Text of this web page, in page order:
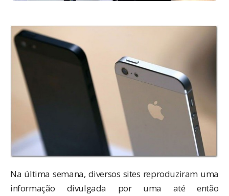
Na última semana, diversos sites reproduziram uma
informação divulgada por uma até então